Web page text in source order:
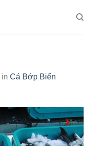
in Cá Bớp Biển